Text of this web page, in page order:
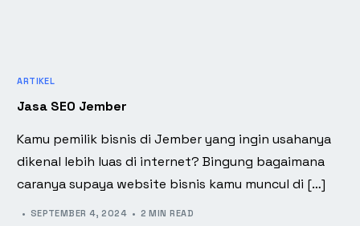
ARTIKEL
Jasa SEO Jember
Kamu pemilik bisnis di Jember yang ingin usahanya
dikenal lebih luas di internet? Bingung bagaimana
caranya supaya website bisnis kamu muncul di […]
SEPTEMBER 4, 2024 2 MIN READ